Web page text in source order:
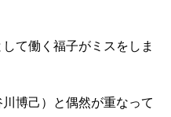
て働く福子がミスをしま
博己）と偶然が重なって